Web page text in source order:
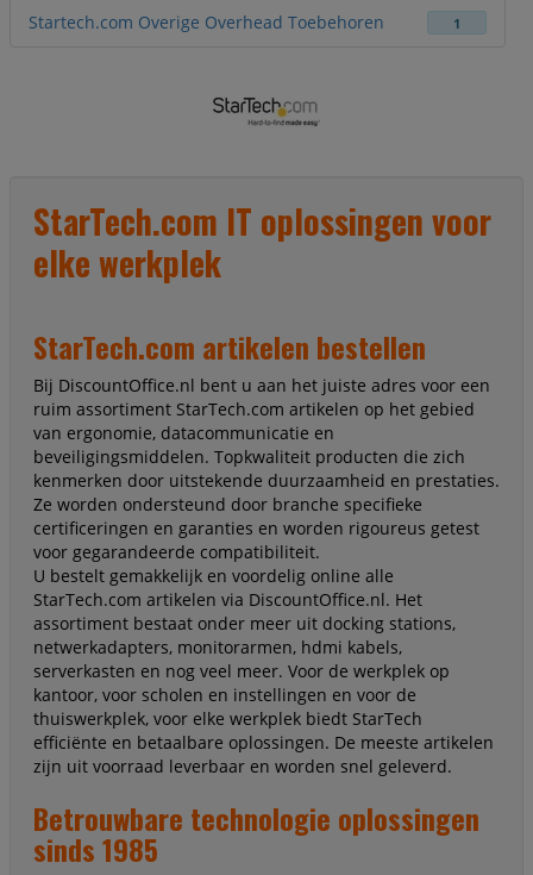
Startech.com Overige Overhead Toebehoren 1
StarTech.com IT oplossingen voor
elke werkplek
StarTech.com artikelen bestellen
Bij DiscountOffice.nl bent u aan het juiste adres voor een
ruim assortiment StarTech.com artikelen op het gebied
van ergonomie, datacommunicatie en
beveiligingsmiddelen. Topkwaliteit producten die zich
kenmerken door uitstekende duurzaamheid en prestaties.
Ze worden ondersteund door branche specifieke
certificeringen en garanties en worden rigoureus getest
voor gegarandeerde compatibiliteit.
U bestelt gemakkelijk en voordelig online alle
StarTech.com artikelen via DiscountOffice.nl. Het
assortiment bestaat onder meer uit docking stations,
netwerkadapters, monitorarmen, hdmi kabels,
serverkasten en nog veel meer. Voor de werkplek op
kantoor, voor scholen en instellingen en voor de
thuiswerkplek, voor elke werkplek biedt StarTech
efficiënte en betaalbare oplossingen. De meeste artikelen
zijn uit voorraad leverbaar en worden snel geleverd.
Betrouwbare technologie oplossingen
sinds 1985